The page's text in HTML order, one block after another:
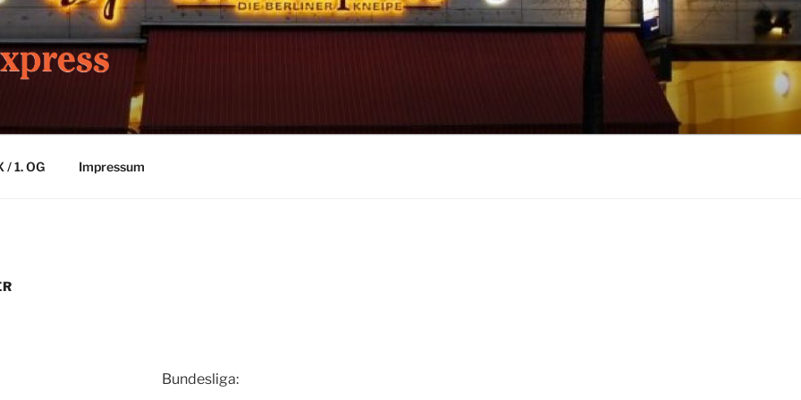
/ 1. OG Impressum
Bundesliga: